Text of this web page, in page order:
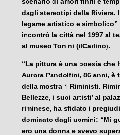
dagli stereotipi della Riviera.
legame artistico e
incontrò la città nel 1997 al
al museo Tonini (ilCarlino).
“La pittura è una poesia che
Aurora Pandolfini, 86 anni, è
della mostra ‘I Riministi.
Bellezze, i suoi artisti’ al
riminese, ha sfidato i
dominato dagli uomini: “Mi
ero una donna e avevo